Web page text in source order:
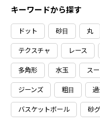
キーワードから探す
ドット 砂目 丸
テクスチャ レース
多角形 水玉 ス
ジーンズ 粗目
バスケットボール 砂